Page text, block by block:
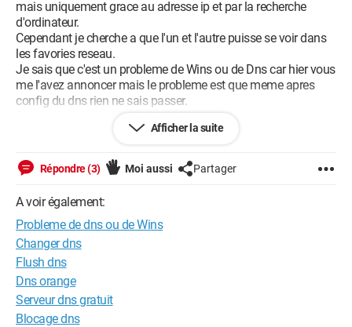
mais uniquement grace au adresse ip et par la recherche
d'ordinateur.
Cependant je cherche a que l'un et l'autre puisse se voir dans
les favories reseau.
Je sais que c'est un probleme de Wins ou de Dns car hier vous
me l'avez annoncer mais le probleme est que meme apres
config du dns rien ne sais passer.
Si vous avez une idée , c'est peut une mauvaise config de
mon dns si vous avez une idée pour la gnfig du wins ou une
merci d'avance
Afficher la suite
Répondre (3) Moi aussi Partager
A voir également:
Probleme de dns ou de Wins
Changer dns
Flush dns
Dns orange
Serveur dns gratuit
Blocage dns